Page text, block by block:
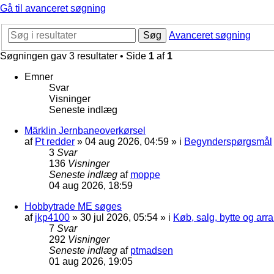
Gå til avanceret søgning
Søg
Avanceret søgning
Søgningen gav 3 resultater • Side 1 af 1
Emner
Svar
Visninger
Seneste indlæg
Märklin Jernbaneoverkørsel
af Pt redder » 04 aug 2026, 04:59 » i Begynderspørgsmål
3 Svar
136 Visninger
Seneste indlæg af moppe
04 aug 2026, 18:59
Hobbytrade ME søges
af jkp4100 » 30 jul 2026, 05:54 » i Køb, salg, bytte og
7 Svar
292 Visninger
Seneste indlæg af ptmadsen
01 aug 2026, 19:05